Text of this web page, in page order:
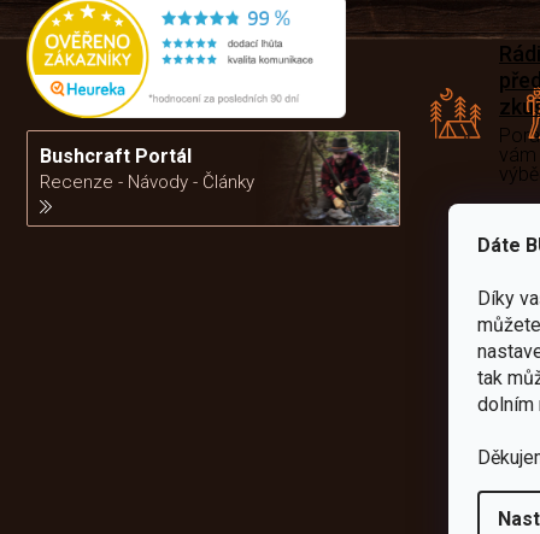
Dáte
Díky
tak
dolním
Bushcraft Portál
Recenze - Návody - Články
Rádi
vám